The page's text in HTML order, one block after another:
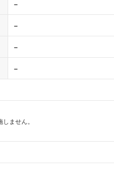
−
−
−
−
ません。